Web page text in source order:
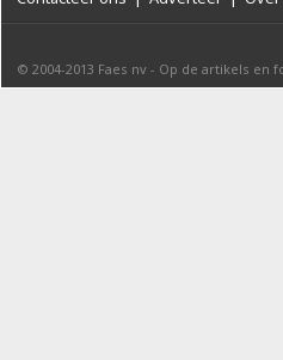
© 2004-2013 Faes nv - Op de artikels en